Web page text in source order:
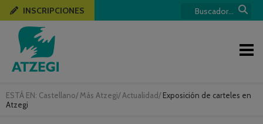
ESTÁ EN: Castellano/ Más Atzegi/ Actualidad/ Exposición de carteles en
Atzegi
INSCRIPCIONES